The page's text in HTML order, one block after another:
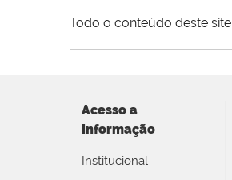
Todo o conteúdo deste
Acesso a
Informação
Institucional